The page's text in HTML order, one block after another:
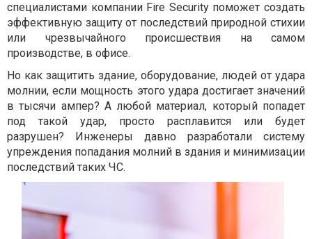
специалистами компании Fire Security поможет создать
эффективную защиту от последствий природной стихии
или чрезвычайного происшествия на самом
производстве, в офисе.
Но как защитить здание, оборудование, людей от удара
молнии, если мощность этого удара достигает значений
в тысячи ампер? А любой материал, который попадет
под такой удар, просто расплавится или будет
разрушен? Инженеры давно разработали систему
упреждения попадания молний в здания и минимизации
последствий таких ЧС.